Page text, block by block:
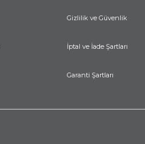
Gizlilik ve Güvenlik
İptal ve İade Şartları
Garanti Şartları